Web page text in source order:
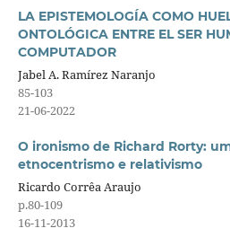
LA EPISTEMOLOGÍA COMO
ONTOLÓGICA ENTRE EL SER
COMPUTADOR
Jabel A. Ramírez Naranjo
85-103
21-06-2022
O ironismo de Richard Rorty:
etnocentrismo e relativismo
Ricardo Corrêa Araujo
p.80-109
16-11-2013